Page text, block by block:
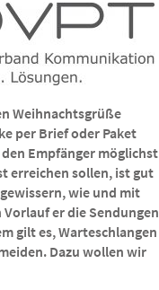
Weihnachtsgrüße
per Brief oder Paket
Empfänger möglichst
erreichen sollen, ist gut
wie und mit
er die Sendungen
gilt es, Warteschlangen
Dazu wollen wir